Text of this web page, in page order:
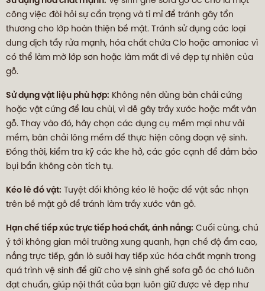
công việc đòi hỏi sự cẩn trọng và tỉ mỉ để tránh gây tổn
thương cho lớp hoàn thiện bề mặt. Tránh sử dụng các loại
dung dịch tẩy rửa mạnh, hóa chất chứa Clo hoặc amoniac vì
có thể làm mờ lớp sơn hoặc làm mất đi vẻ đẹp tự nhiên của
gỗ.
Sử dụng vật liệu phù hợp: Không nên dùng bàn chải cứng
hoặc vật cứng để lau chùi, vì dễ gây trầy xước hoặc mất vân
gỗ. Thay vào đó, hãy chọn các dụng cụ mềm mại như vải
mềm, bàn chải lông mềm để thực hiện công đoạn vệ sinh.
Đồng thời, kiểm tra kỹ các khe hở, các góc cạnh để đảm bảo
bụi bẩn không còn tích tụ.
Kéo lê đồ vật: Tuyệt đối không kéo lê hoặc để vật sắc nhọn
trên bề mặt gỗ để tránh làm trầy xước vân gỗ.
Hạn chế tiếp xúc trực tiếp hoá chất, ánh nắng: Cuối cùng, chú
ý tới không gian môi trường xung quanh, hạn chế độ ẩm cao,
nắng trực tiếp, gần lò sưởi hay tiếp xúc hóa chất mạnh trong
quá trình vệ sinh để giữ cho vệ sinh ghế sofa gỗ óc chó luôn
đạt chuẩn, giúp nội thất của bạn luôn giữ được vẻ đẹp như